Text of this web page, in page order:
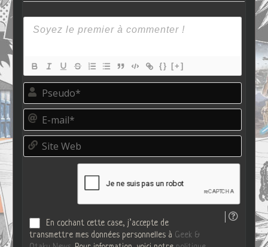
{} [+]
P
e
d
o
E
m
i
S
t
En cochant cette case, j’accepte de
transmettre mes données personnelles à Geek &